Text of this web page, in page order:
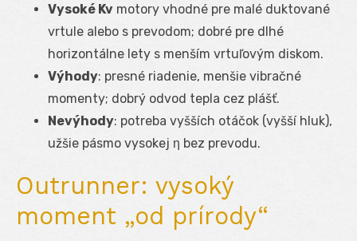
Vysoké Kv motory vhodné pre malé duktované
vrtule alebo s prevodom; dobré pre dlhé
horizontálne lety s menším vrtuľovým diskom.
Výhody: presné riadenie, menšie vibračné
momenty; dobrý odvod tepla cez plášť.
Nevýhody: potreba vyšších otáčok (vyšší hluk),
užšie pásmo vysokej η bez prevodu.
Outrunner: vysoký
moment „od prírody“